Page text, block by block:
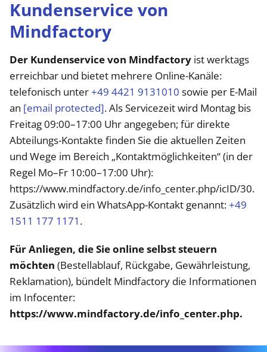
Kundenservice von
Mindfactory
Der Kundenservice von Mindfactory ist werktags
erreichbar und bietet mehrere Online-Kanäle:
telefonisch unter+49 4421 9131010 sowie per E-Mail
an [email protected]. Als Servicezeit wird Montag bis
Freitag 09:00–17:00 Uhr angegeben; für direkte
Abteilungs-Kontakte finden Sie die aktuellen Zeiten
und Wege im Bereich „Kontaktmöglichkeiten“ (in der
Regel Mo–Fr 10:00–17:00 Uhr):
https://www.mindfactory.de/info_center.php/icID/30.
Zusätzlich wird ein WhatsApp-Kontakt genannt:+49
1511 177 1171 .
Für Anliegen, die Sie online selbst steuern
möchten (Bestellablauf, Rückgabe, Gewährleistung,
Reklamation), bündelt Mindfactory die Informationen
im Infocenter:
https://www.mindfactory.de/info_center.php.